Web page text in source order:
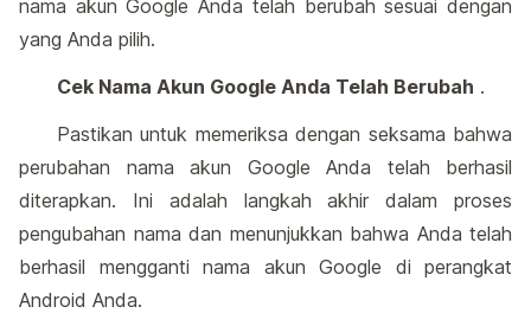
nama akun Google Anda telah berubah sesuai dengan
yang Anda pilih.
Cek Nama Akun Google Anda Telah Berubah .
Pastikan untuk memeriksa dengan seksama bahwa
perubahan nama akun Google Anda telah berhasil
diterapkan. Ini adalah langkah akhir dalam proses
pengubahan nama dan menunjukkan bahwa Anda telah
berhasil mengganti nama akun Google di perangkat
Android Anda.